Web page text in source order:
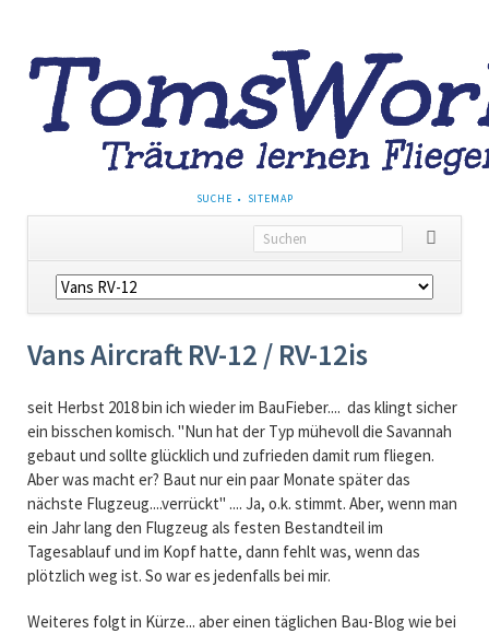
NAVIGATION
ÜBERSPRINGEN
SUCHE SITEMAP
Navigation
überspringen
Vans Aircraft RV-12 / RV-12is
seit Herbst 2018 bin ich wieder im BauFieber.... das klingt sicher
ein bisschen komisch. "Nun hat der Typ mühevoll die Savannah
gebaut und sollte glücklich und zufrieden damit rum fliegen.
Aber was macht er? Baut nur ein paar Monate später das
nächste Flugzeug....verrückt" .... Ja, o.k. stimmt. Aber, wenn man
ein Jahr lang den Flugzeug als festen Bestandteil im
Tagesablauf und im Kopf hatte, dann fehlt was, wenn das
plötzlich weg ist. So war es jedenfalls bei mir.
Weiteres folgt in Kürze... aber einen täglichen Bau-Blog wie bei